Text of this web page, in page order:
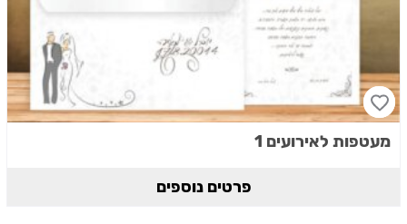
מעטפות לאירועים 1
פרטים נוספים